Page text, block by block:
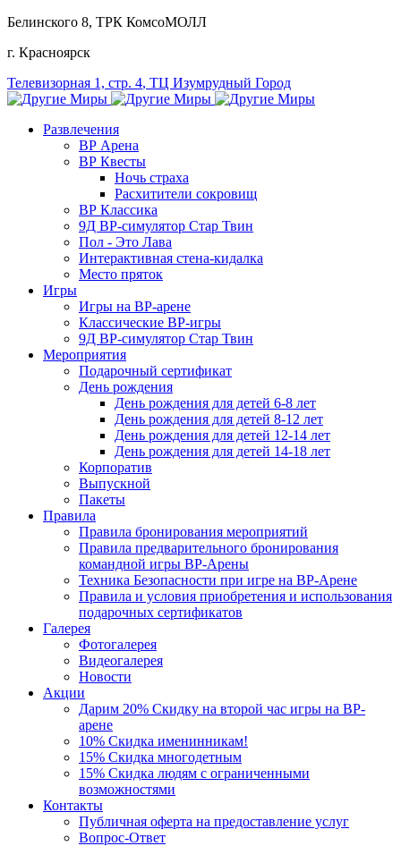
Белинского 8, ТРК КомсоМОЛЛ
г. Красноярск
Телевизорная 1, стр. 4, ТЦ Изумрудный Город
Развлечения
ВР Арена
ВР Квесты
Ночь страха
Расхитители сокровищ
ВР Классика
9Д ВР-симулятор Стар Твин
Пол - Это Лава
Интерактивная стена-кидалка
Место пряток
Игры
Игры на ВР-арене
Классические ВР-игры
9Д ВР-симулятор Стар Твин
Мероприятия
Подарочный сертификат
День рождения
День рождения для детей 6-8 лет
День рождения для детей 8-12 лет
День рождения для детей 12-14 лет
День рождения для детей 14-18 лет
Корпоратив
Выпускной
Пакеты
Правила
Правила бронирования мероприятий
Правила предварительного бронирования
командной игры ВР-Арены
Техника Безопасности при игре на ВР-Арене
Правила и условия приобретения и использования
подарочных сертификатов
Галерея
Фотогалерея
Видеогалерея
Новости
Акции
Дарим 20% Скидку на второй час игры на ВР-
арене
10% Скидка именинникам!
15% Скидка многодетным
15% Скидка людям с ограниченными
возможностями
Контакты
Публичная оферта на предоставление услуг
Вопрос-Ответ